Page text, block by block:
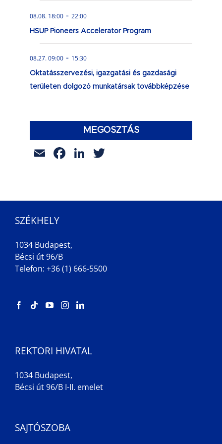
08.08. 18:00 - 22:00
HSUP Pioneers Accelerator Program
08.27. 09:00 - 15:30
Oktatásszervezési, igazgatási és gazdasági
területen dolgozó munkatársak továbbképzése
MEGOSZTÁS
EmailFacebook
LinkedIn
SZÉKHELY
1034 Budapest,
Bécsi út 96/B
Telefon: +36 (1) 666-5500
REKTORI HIVATAL
1034 Budapest,
Bécsi út 96/B I-II. emelet
SAJTÓSZOBA